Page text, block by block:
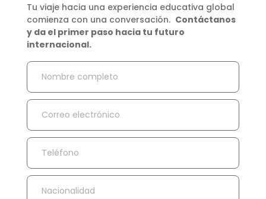
Tu viaje hacia una experiencia educativa global
comienza con una conversación. Contáctanos
y da el primer paso hacia tu futuro
internacional.